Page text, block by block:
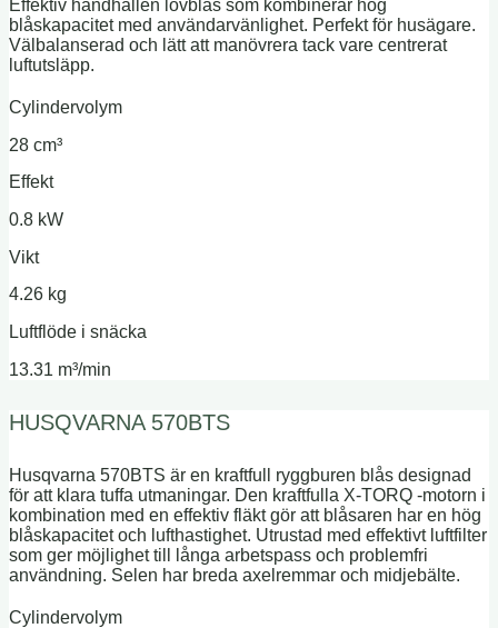
Effektiv handhållen lövblås som kombinerar hög
blåskapacitet med användarvänlighet. Perfekt för husägare.
Välbalanserad och lätt att manövrera tack vare centrerat
luftutsläpp.
Cylindervolym
28 cm³
Effekt
0.8 kW
Vikt
4.26 kg
Luftflöde i snäcka
13.31 m³/min
HUSQVARNA 570BTS
Husqvarna 570BTS är en kraftfull ryggburen blås designad
för att klara tuffa utmaningar. Den kraftfulla X-TORQ -motorn i
kombination med en effektiv fläkt gör att blåsaren har en hög
blåskapacitet och lufthastighet. Utrustad med effektivt luftfilter
som ger möjlighet till långa arbetspass och problemfri
användning. Selen har breda axelremmar och midjebälte.
Cylindervolym